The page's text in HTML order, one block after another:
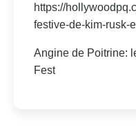
https://
festive-de-kim-rusk-
Angine de Poitrine:
Fest